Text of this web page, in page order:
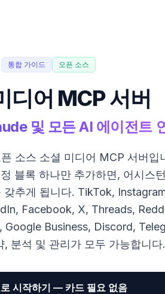
통합 가이드 오픈 소스
디어 MCP 서버
및 모든 AI 에이전트
소스 소셜 미디어 MCP 서버입
블록 하나만 추가하면, 어시스
추게 됩니다. TikTok,
Facebook, X, Threads,
Google Business, Discord,
, 분석 및 관리가 모두 가능합니다.
시작하기 — 카드 필요 없음